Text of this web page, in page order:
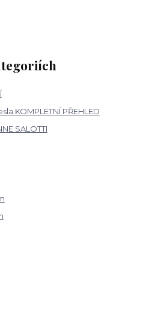
KOMPLETNÍ PŘEHLED
SALOTTI